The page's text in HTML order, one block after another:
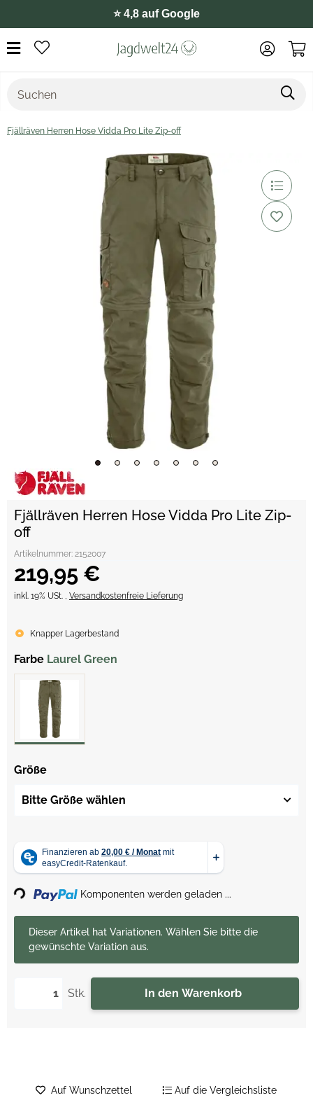
⭐️ 4,8 auf Google
Fjällräven Herren Hose Vidda Pro Lite Zip-off
Fjällräven Herren Hose Vidda Pro Lite Zip-
off
Artikelnummer: 2152007
219,95 €
inkl. 19% USt. , Versandkostenfreie Lieferung
Knapper Lagerbestand
Farbe Laurel Green
Größe
Bitte Größe wählen
Stk. In den Warenkorb
xDieser Artikel hat Variationen. Wählen Sie bitte die
gewünschte Variation aus.
Loading... Komponenten werden geladen ...
Auf Wunschzettel Auf die Vergleichsliste